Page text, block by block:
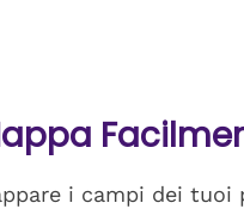
i campi dei tuoi